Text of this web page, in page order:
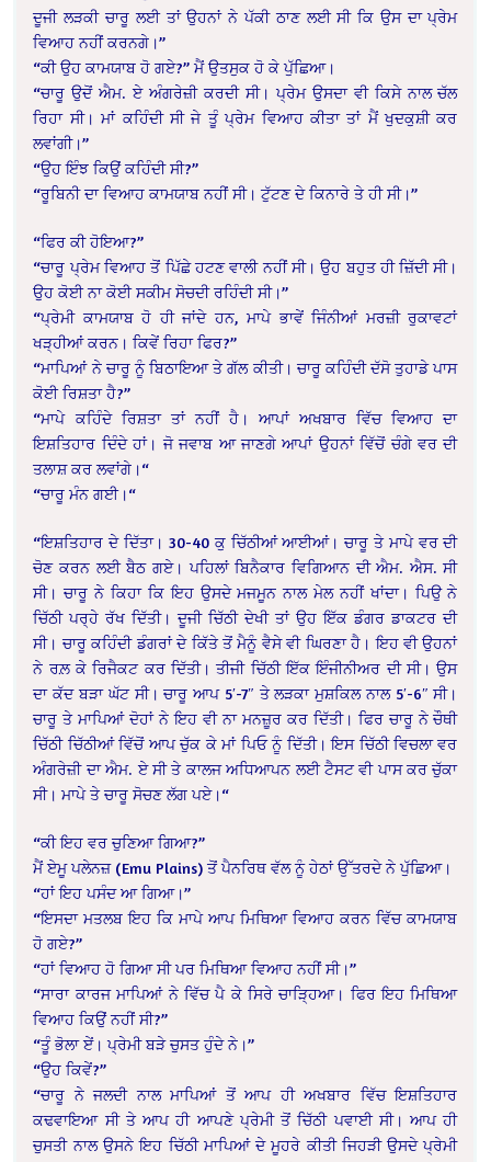
ਦੂਜੀ ਲੜਕੀ ਚਾਰੂ ਲਈ ਤਾਂ ਉਹਨਾਂ ਨੇ ਪੱਕੀ ਠਾਣ ਲਈ ਸੀ ਕਿ ਉਸ ਦਾ ਪ੍ਰੇਮ
ਵਿਆਹ ਨਹੀਂ ਕਰਨਗੇ।”
“ਕੀ ਉਹ ਕਾਮਯਾਬ ਹੋ ਗਏ?” ਮੈਂ ਉਤਸੁਕ ਹੋ ਕੇ ਪੁੱਛਿਆ।
“ਚਾਰੂ ਉਦੋਂ ਐਮ. ਏ ਅੰਗਰੇਜ਼ੀ ਕਰਦੀ ਸੀ। ਪ੍ਰੇਮ ਉਸਦਾ ਵੀ ਕਿਸੇ ਨਾਲ ਚੱਲ
ਰਿਹਾ ਸੀ। ਮਾਂ ਕਹਿੰਦੀ ਸੀ ਜੇ ਤੂੰ ਪ੍ਰੇਮ ਵਿਆਹ ਕੀਤਾ ਤਾਂ ਮੈਂ ਖੁਦਕੁਸ਼ੀ ਕਰ
ਲਵਾਂਗੀ।”
“ਉਹ ਇੰਝ ਕਿਉਂ ਕਹਿੰਦੀ ਸੀ?”
“ਰੂਬਿਨੀ ਦਾ ਵਿਆਹ ਕਾਮਯਾਬ ਨਹੀਂ ਸੀ। ਟੁੱਟਣ ਦੇ ਕਿਨਾਰੇ ਤੇ ਹੀ ਸੀ।”
“ਫਿਰ ਕੀ ਹੋਇਆ?”
“ਚਾਰੂ ਪ੍ਰੇਮ ਵਿਆਹ ਤੋਂ ਪਿੱਛੇ ਹਟਣ ਵਾਲੀ ਨਹੀਂ ਸੀ। ਉਹ ਬਹੁਤ ਹੀ ਜ਼ਿੱਦੀ ਸੀ।
ਉਹ ਕੋਈ ਨਾ ਕੋਈ ਸਕੀਮ ਸੋਚਦੀ ਰਹਿੰਦੀ ਸੀ।”
“ਪ੍ਰੇਮੀ ਕਾਮਯਾਬ ਹੋ ਹੀ ਜਾਂਦੇ ਹਨ, ਮਾਪੇ ਭਾਵੇਂ ਜਿੰਨੀਆਂ ਮਰਜ਼ੀ ਰੁਕਾਵਟਾਂ
ਖੜ੍ਹੀਆਂ ਕਰਨ। ਕਿਵੇਂ ਰਿਹਾ ਫਿਰ?”
“ਮਾਪਿਆਂ ਨੇ ਚਾਰੂ ਨੂੰ ਬਿਠਾਇਆ ਤੇ ਗੱਲ ਕੀਤੀ। ਚਾਰੂ ਕਹਿੰਦੀ ਦੱਸੋ ਤੁਹਾਡੇ ਪਾਸ
ਕੋਈ ਰਿਸ਼ਤਾ ਹੈ?”
“ਮਾਪੇ ਕਹਿੰਦੇ ਰਿਸ਼ਤਾ ਤਾਂ ਨਹੀਂ ਹੈ। ਆਪਾਂ ਅਖਬਾਰ ਵਿੱਚ ਵਿਆਹ ਦਾ
ਇਸ਼ਤਿਹਾਰ ਦਿੰਦੇ ਹਾਂ। ਜੋ ਜਵਾਬ ਆ ਜਾਣਗੇ ਆਪਾਂ ਉਹਨਾਂ ਵਿੱਚੋਂ ਚੰਗੇ ਵਰ ਦੀ
ਤਲਾਸ਼ ਕਰ ਲਵਾਂਗੇ।“
“ਚਾਰੂ ਮੰਨ ਗਈ।“
“ਇਸ਼ਤਿਹਾਰ ਦੇ ਦਿੱਤਾ। 30-40 ਕੁ ਚਿੱਠੀਆਂ ਆਈਆਂ। ਚਾਰੂ ਤੇ ਮਾਪੇ ਵਰ ਦੀ
ਚੋਣ ਕਰਨ ਲਈ ਬੈਠ ਗਏ। ਪਹਿਲਾਂ ਬਿਨੈਕਾਰ ਵਿਗਿਆਨ ਦੀ ਐਮ. ਐਸ. ਸੀ
ਸੀ। ਚਾਰੂ ਨੇ ਕਿਹਾ ਕਿ ਇਹ ਉਸਦੇ ਮਜਮੂਨ ਨਾਲ ਮੇਲ ਨਹੀਂ ਖਾਂਦਾ। ਪਿਉ ਨੇ
ਚਿੱਠੀ ਪਰ੍ਹੇ ਰੱਖ ਦਿੱਤੀ। ਦੂਜੀ ਚਿੱਠੀ ਦੇਖੀ ਤਾਂ ਉਹ ਇੱਕ ਡੰਗਰ ਡਾਕਟਰ ਦੀ
ਸੀ। ਚਾਰੂ ਕਹਿੰਦੀ ਡੰਗਰਾਂ ਦੇ ਕਿੱਤੇ ਤੋਂ ਮੈਨੂੰ ਵੈਸੇ ਵੀ ਘਿਰਣਾ ਹੈ। ਇਹ ਵੀ ਉਹਨਾਂ
ਨੇ ਰਲ਼ ਕੇ ਰਿਜੈਕਟ ਕਰ ਦਿੱਤੀ। ਤੀਜੀ ਚਿੱਠੀ ਇੱਕ ਇੰਜੀਨੀਅਰ ਦੀ ਸੀ। ਉਸ
ਦਾ ਕੱਦ ਬੜਾ ਘੱਟ ਸੀ। ਚਾਰੂ ਆਪ 5′-7″ ਤੇ ਲੜਕਾ ਮੁਸ਼ਕਿਲ ਨਾਲ 5′-6″ ਸੀ।
ਚਾਰੂ ਤੇ ਮਾਪਿਆਂ ਦੋਹਾਂ ਨੇ ਇਹ ਵੀ ਨਾ ਮਨਜ਼ੂਰ ਕਰ ਦਿੱਤੀ। ਫਿਰ ਚਾਰੂ ਨੇ ਚੌਥੀ
ਚਿੱਠੀ ਚਿੱਠੀਆਂ ਵਿੱਚੋਂ ਆਪ ਚੁੱਕ ਕੇ ਮਾਂ ਪਿਓ ਨੂੰ ਦਿੱਤੀ। ਇਸ ਚਿੱਠੀ ਵਿਚਲਾ ਵਰ
ਅੰਗਰੇਜ਼ੀ ਦਾ ਐਮ. ਏ ਸੀ ਤੇ ਕਾਲਜ ਅਧਿਆਪਨ ਲਈ ਟੈਸਟ ਵੀ ਪਾਸ ਕਰ ਚੁੱਕਾ
ਸੀ। ਮਾਪੇ ਤੇ ਚਾਰੂ ਸੋਚਣ ਲੱਗ ਪਏ।“
“ਕੀ ਇਹ ਵਰ ਚੁਣਿਆ ਗਿਆ?”
ਮੈਂ ਏਮੂ ਪਲੇਨਜ਼ (Emu Plains) ਤੋਂ ਪੈਨਰਿਥ ਵੱਲ ਨੂੰ ਹੇਠਾਂ ਉੱਤਰਦੇ ਨੇ ਪੁੱਛਿਆ।
“ਹਾਂ ਇਹ ਪਸੰਦ ਆ ਗਿਆ।”
“ਇਸਦਾ ਮਤਲਬ ਇਹ ਕਿ ਮਾਪੇ ਆਪ ਮਿਥਿਆ ਵਿਆਹ ਕਰਨ ਵਿੱਚ ਕਾਮਯਾਬ
ਹੋ ਗਏ?”
“ਹਾਂ ਵਿਆਹ ਹੋ ਗਿਆ ਸੀ ਪਰ ਮਿਥਿਆ ਵਿਆਹ ਨਹੀਂ ਸੀ।”
“ਸਾਰਾ ਕਾਰਜ ਮਾਪਿਆਂ ਨੇ ਵਿੱਚ ਪੈ ਕੇ ਸਿਰੇ ਚਾੜ੍ਹਿਆ। ਫਿਰ ਇਹ ਮਿਥਿਆ
ਵਿਆਹ ਕਿਉਂ ਨਹੀਂ ਸੀ?”
“ਤੂੰ ਭੋਲਾ ਏਂ। ਪ੍ਰੇਮੀ ਬੜੇ ਚੁਸਤ ਹੁੰਦੇ ਨੇ।”
“ਉਹ ਕਿਵੇਂ?”
“ਚਾਰੂ ਨੇ ਜਲਦੀ ਨਾਲ ਮਾਪਿਆਂ ਤੋਂ ਆਪ ਹੀ ਅਖਬਾਰ ਵਿੱਚ ਇਸ਼ਤਿਹਾਰ
ਕਢਵਾਇਆ ਸੀ ਤੇ ਆਪ ਹੀ ਆਪਣੇ ਪ੍ਰੇਮੀ ਤੋਂ ਚਿੱਠੀ ਪਵਾਈ ਸੀ। ਆਪ ਹੀ
ਚੁਸਤੀ ਨਾਲ ਉਸਨੇ ਇਹ ਚਿੱਠੀ ਮਾਪਿਆਂ ਦੇ ਮੂਹਰੇ ਕੀਤੀ ਜਿਹੜੀ ਉਸਦੇ ਪ੍ਰੇਮੀ